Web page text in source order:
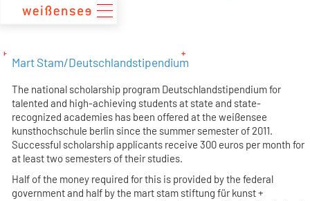
Mart Stam/Deutschlandstipendium
The national scholarship program Deutschlandstipendium for
talented and high-achieving students at state and state-
recognized academies has been offered at the weißensee
kunsthochschule berlin since the summer semester of 2011.
Successful scholarship applicants receive 300 euros per month for
at least two semesters of their studies.
Half of the money required for this is provided by the federal
government and half by the mart stam stiftung für kunst +